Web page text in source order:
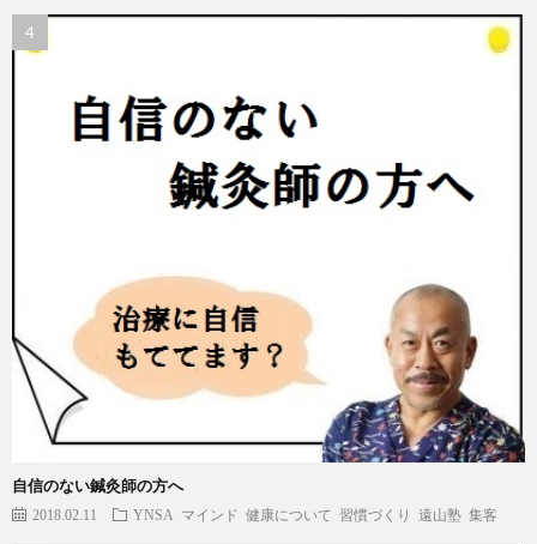
自信のない鍼灸師の方へ
2018.02.11 YNSA マインド 健康について 習慣づくり 遠山塾 集客